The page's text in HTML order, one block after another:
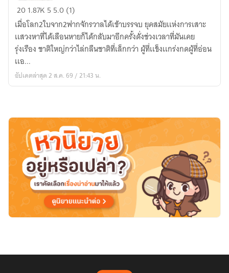
The
Underground
201.87K 5 5.0 (1)
เมื่อโลก2ใบจาก2ฟากจักรวาลได้เข้าบรรจบ ยุคสมัยเเห่งการเสาะ
เเสวงหาที่ได้เลือนหายก็ได้กลับมาอีกครั้งดั่งช่วงเวลาที่มันเคย
รุ่งเรือง ชาติใหญ่กว่าไล่กลืนชาติที่เล็กกว่า ผู้ที่เเข็งเเกร่งกดผู้ที่อ่อน
เเอ...
อัปเดตล่าสุด 2 ส.ค. 69 / 21:43 น.